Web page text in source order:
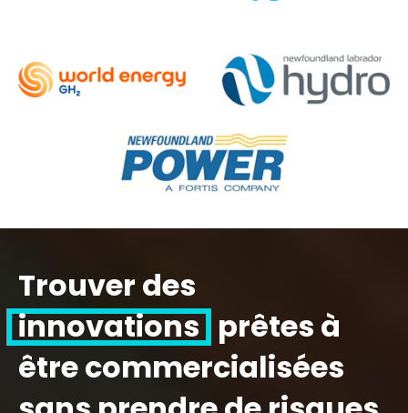
Trouver des
innovations prêtes à
être commercialisées